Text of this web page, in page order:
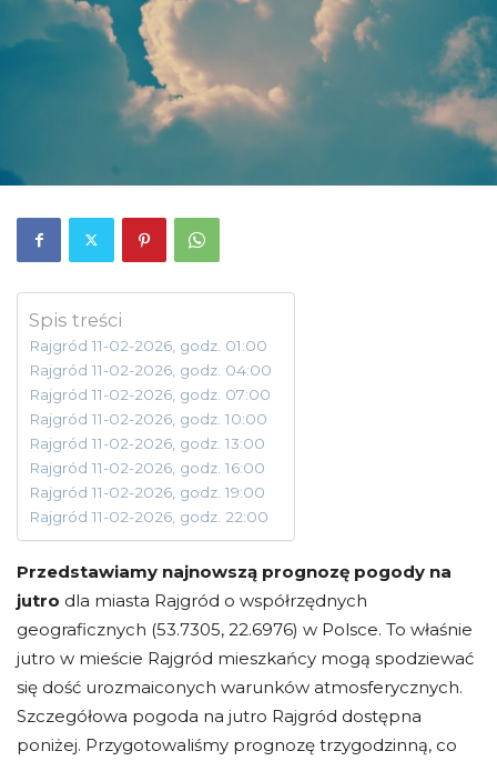
Spis treści
Rajgród 11-02-2026, godz. 01:00
Rajgród 11-02-2026, godz. 04:00
Rajgród 11-02-2026, godz. 07:00
Rajgród 11-02-2026, godz. 10:00
Rajgród 11-02-2026, godz. 13:00
Rajgród 11-02-2026, godz. 16:00
Rajgród 11-02-2026, godz. 19:00
Rajgród 11-02-2026, godz. 22:00
Przedstawiamy najnowszą prognozę pogody na
jutro dla miasta Rajgród o współrzędnych
geograficznych (53.7305, 22.6976) w Polsce. To właśnie
jutro w mieście Rajgród mieszkańcy mogą spodziewać
się dość urozmaiconych warunków atmosferycznych.
Szczegółowa pogoda na jutro Rajgród dostępna
poniżej. Przygotowaliśmy prognozę trzygodzinną, co